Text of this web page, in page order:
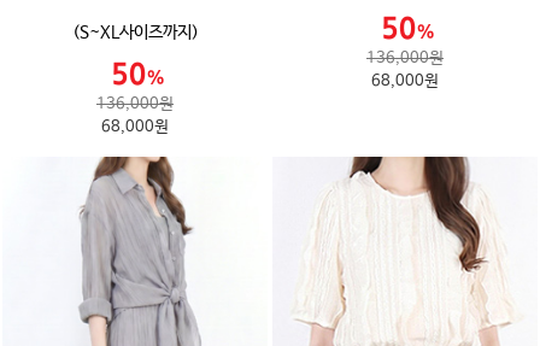
(S~XL사이즈까지)
136,000원
68,000원
136,000원
68,000원